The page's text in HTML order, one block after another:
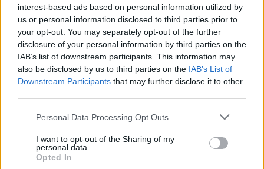
interest-based ads based on personal information utilized by
us or personal information disclosed to third parties prior to
your opt-out. You may separately opt-out of the further
disclosure of your personal information by third parties on the
IAB’s list of downstream participants. This information may
also be disclosed by us to third parties on the IAB’s List of
Downstream Participants that may further disclose it to other
Please note that this website/app uses one or more Google
not limited to your visit or usage behaviour. You may click to
grant or deny consent to Google and its third-party tags to
use your data for below specified purposes in below Google
Personal Data Processing Opt Outs
I want to opt-out of the Sharing of my
personal data.
Opted In
Mága Zoltán koncertjeire csak az elmúlt években 3,3
milliárd közpénz ment el
az állami szervek hajlandóvá váltak kiadni az adatokat.